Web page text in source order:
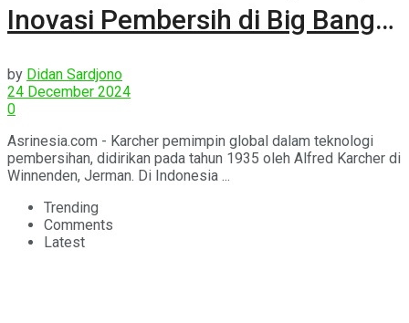
Inovasi Pembersih di Big Bang
by Didan Sardjono
24 December 2024
0
Asrinesia.com - Karcher pemimpin global dalam teknologi
pembersihan, didirikan pada tahun 1935 oleh Alfred Karcher di
Winnenden, Jerman. Di Indonesia ...
Trending
Comments
Latest